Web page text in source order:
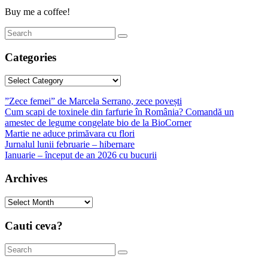
Buy me a coffee!
Categories
Categories
”Zece femei” de Marcela Serrano, zece povești
Cum scapi de toxinele din farfurie în România? Comandă un
amestec de legume congelate bio de la BioCorner
Martie ne aduce primăvara cu flori
Jurnalul lunii februarie – hibernare
Ianuarie – început de an 2026 cu bucurii
Archives
Archives
Cauti ceva?